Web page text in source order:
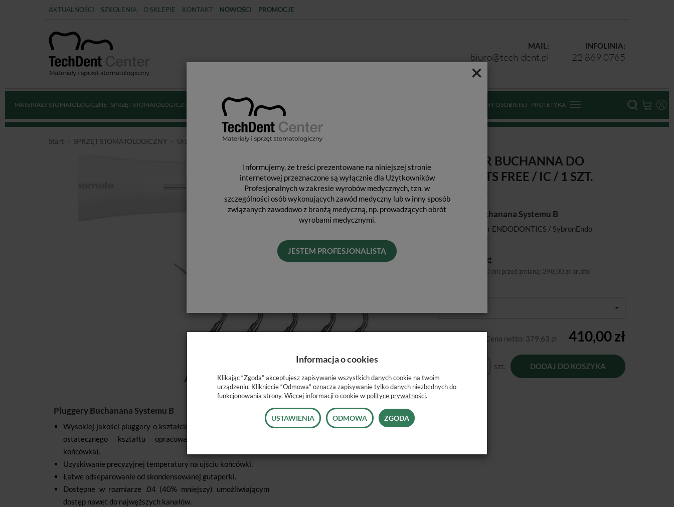
×
Informujemy, że treści prezentowane na niniejszej stronie
internetowej przeznaczone są wyłącznie dla Użytkowników
Profesjonalnych w zakresie wyrobów medycznych, tzn. w
szczególności osób wykonujących zawód medyczny lub w inny sposób
związanych zawodowo z branżą medyczną, np. prowadzących obrót
wyrobami medycznymi.
JESTEM PROFESJONALISTĄ
AKTUALNOŚCI SZKOLENIA O SKLEPIE KONTAKT NOWOŚCI PROMOCJE
INFOLINIA:
22 869 0765
MAIL:
biuro@tech-dent.pl
MATERIAŁY STOMATOLOGICZNE SPRZĘT STOMATOLOGICZNY DEZYNFEKCJA STERYLIZACJA ŚRODKI OCHRONY OSOBISTEJ PROTETYKA
Start SPRZĘT STOMATOLOGICZNY Urządzenia i akcesoria do wypełniania kanałów
PLUGGER BUCHANNA DO
ELEMENTS FREE / IC / 1 SZT.
Pluggery Buchanana Systemu B
Kerr ENDODONTICS / SybronEndo
Najniższa cena 30 dni przed zmianą: 398,00 zł brutto
Cena netto: 379,63 zł 410,00 zł
szt. DODAJ DO KOSZYKA
Pluggery Buchanana Systemu B
Wysokiej jakości pluggery o kształcie ściśle dopasowanym do
ostatecznego kształtu opracowanego kanału (giętka
końcówka).
Uzyskiwanie precyzyjnej temperatury na ujściu końcówki.
Łatwe odseparowanie od skondensowanej gutaperki.
Dostępne w rozmiarze .04 (40% mniejszy) umożliwiającym
dostęp nawet do najwęższych kanałów.
Informacja o cookies
Klikając “Zgoda” akceptujesz zapisywanie wszystkich danych cookie na twoim
urządzeniu. Kliknięcie “Odmowa” oznacza zapisywanie tylko danych niezbędnych do
funkcjonowania strony. Więcej informacji o cookie w polityce prywatności.
USTAWIENIA ODMOWA ZGODA